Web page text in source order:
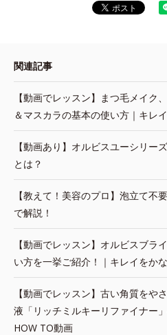
関連記事
【動画でレッスン】まつ毛メイク
＆マスカラの基本の使い方｜キレ
【動画あり】オルビスユーシリー
とは？
【教えて！美容のプロ】泡立て不
で解説！
【動画でレッスン】オルビスブラ
い方を一挙ご紹介！｜キレイをか
【動画でレッスン】古い角質をや
液「リッチミルキーリファイナー
HOW TO動画